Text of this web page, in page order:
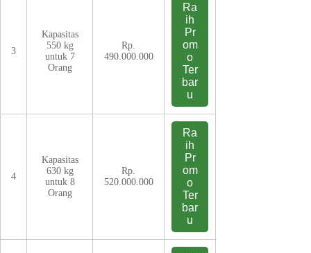
3
Kapasitas
550 kg
untuk 7
Orang
Rp.
490.000.000
Ra
ih
Pr
om
o
Ter
bar
u
4
Kapasitas
630 kg
untuk 8
Orang
Rp.
520.000.000
Ra
ih
Pr
om
o
Ter
bar
u